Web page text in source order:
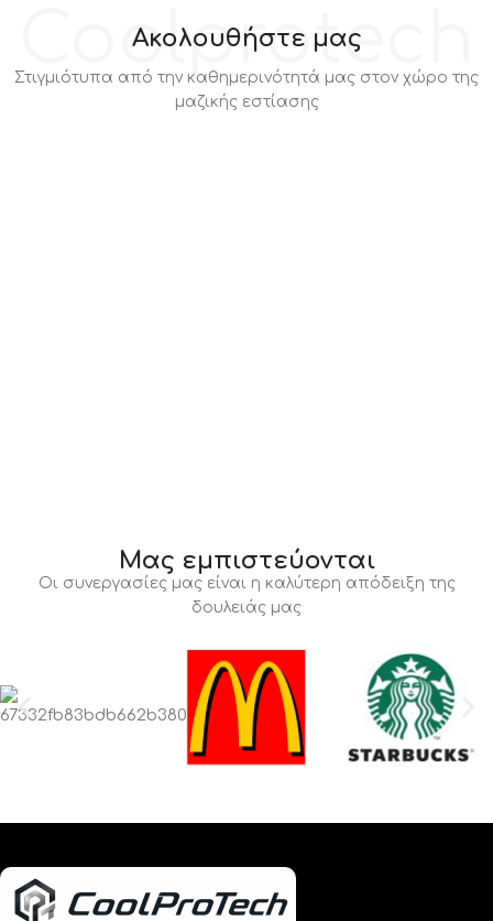
Coolprotech
Ακολουθήστε μας
Στιγμιότυπα από την καθημερινότητά μας στον χώρο της
μαζικής εστίασης
Μας εμπιστεύονται
Οι συνεργασίες μας είναι η καλύτερη απόδειξη της
δουλειάς μας